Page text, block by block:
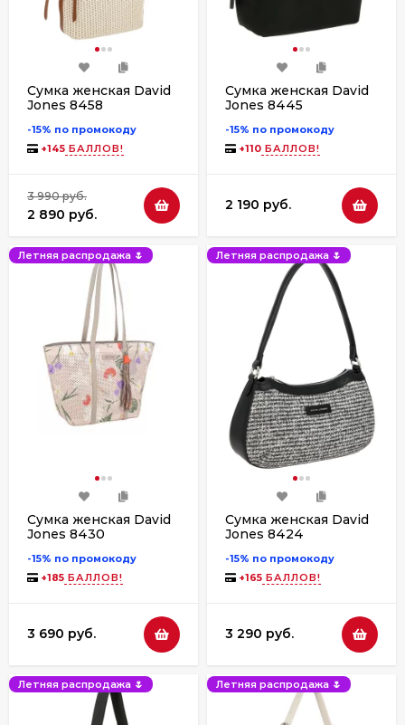
Сумка женская David
Jones 8458
-15% по промокоду
+145 БАЛЛОВ!
3 990 руб.
2 890 руб.
Сумка женская David
Jones 8445
-15% по промокоду
+110 БАЛЛОВ!
2 190 руб.
Летняя распродажа 🌷
Сумка женская David
Jones 8430
-15% по промокоду
+185 БАЛЛОВ!
3 690 руб.
Летняя распродажа 🌷
Сумка женская David
Jones 8424
-15% по промокоду
+165 БАЛЛОВ!
3 290 руб.
Летняя распродажа 🌷 Летняя распродажа 🌷